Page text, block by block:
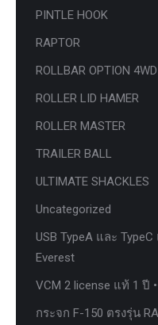
PINTLE HOOK
RAPTOR
ROLLBAR OPTION 4WD
ROLLER LID HAMER
ROLLER MASTER
TRAILER BALL
ULTIMATE SHACKLES
Uncategorized
USB TypeA และ
Everest
VCM 2 license แท้ 1 ปี
กระจก F-150 ตรงรุ่น